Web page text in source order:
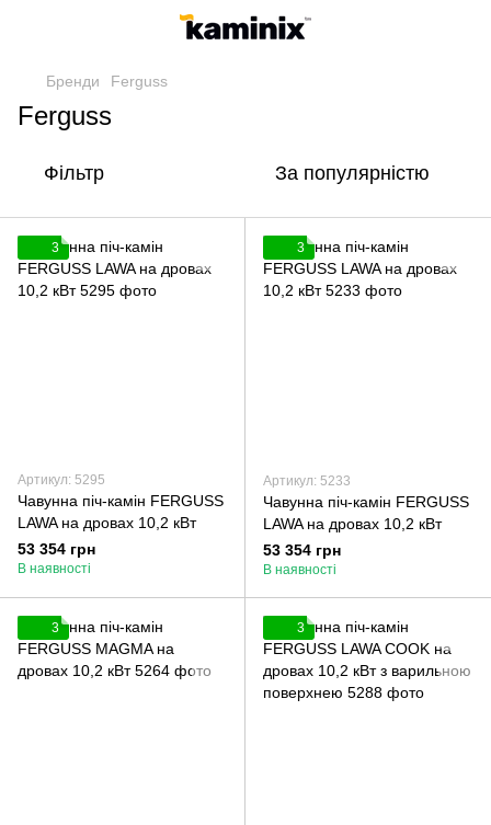
Бренди Ferguss
Ferguss
Фільтр За популярністю
3
Артикул: 5295
Чавунна піч-камін FERGUSS
LAWA на дровах 10,2 кВт
53 354 грн
В наявності
3
Артикул: 5233
Чавунна піч-камін FERGUSS
LAWA на дровах 10,2 кВт
53 354 грн
В наявності
3 3